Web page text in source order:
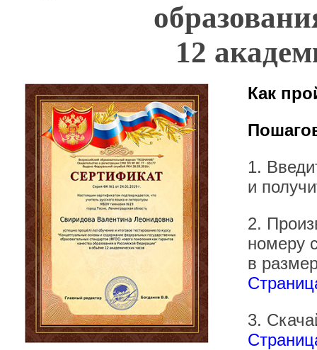
12
Как
1.
и
2.
номеру
в
3.